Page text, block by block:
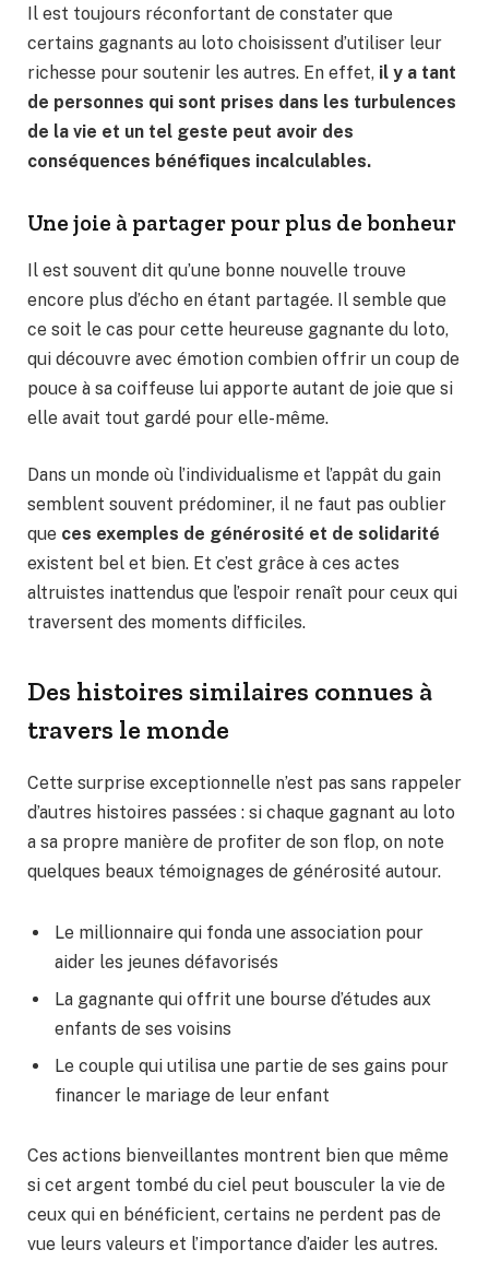
Il est toujours réconfortant de constater que
certains gagnants au loto choisissent d’utiliser leur
richesse pour soutenir les autres. En effet, il y a tant
de personnes qui sont prises dans les turbulences
de la vie et un tel geste peut avoir des
conséquences bénéfiques incalculables.
Une joie à partager pour plus de bonheur
Il est souvent dit qu’une bonne nouvelle trouve
encore plus d’écho en étant partagée. Il semble que
ce soit le cas pour cette heureuse gagnante du loto,
qui découvre avec émotion combien offrir un coup de
pouce à sa coiffeuse lui apporte autant de joie que si
elle avait tout gardé pour elle-même.
Dans un monde où l’individualisme et l’appât du gain
semblent souvent prédominer, il ne faut pas oublier
que ces exemples de générosité et de solidarité
existent bel et bien. Et c’est grâce à ces actes
altruistes inattendus que l’espoir renaît pour ceux qui
traversent des moments difficiles.
Des histoires similaires connues à
travers le monde
Cette surprise exceptionnelle n’est pas sans rappeler
d’autres histoires passées : si chaque gagnant au loto
a sa propre manière de profiter de son flop, on note
quelques beaux témoignages de générosité autour.
Le millionnaire qui fonda une association pour
aider les jeunes défavorisés
La gagnante qui offrit une bourse d’études aux
enfants de ses voisins
Le couple qui utilisa une partie de ses gains pour
financer le mariage de leur enfant
Ces actions bienveillantes montrent bien que même
si cet argent tombé du ciel peut bousculer la vie de
ceux qui en bénéficient, certains ne perdent pas de
vue leurs valeurs et l’importance d’aider les autres.